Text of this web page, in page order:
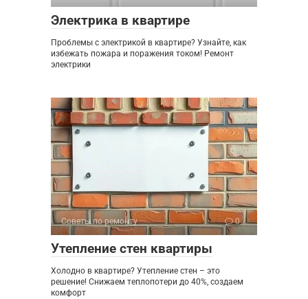
Электрика в квартире
Проблемы с электрикой в квартире? Узнайте, как
избежать пожара и поражения током! Ремонт
электрики
Советы по ремонту 0
Утепление стен квартиры
Холодно в квартире? Утепление стен – это
решение! Снижаем теплопотери до 40%, создаем
комфорт